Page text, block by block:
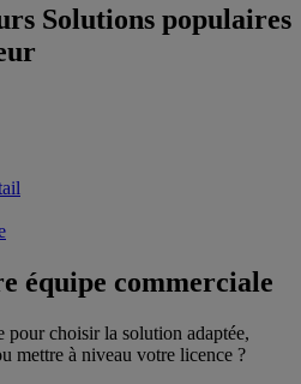
Solutions populaires
équipe commerciale
pour choisir la solution adaptée,
mettre à niveau votre licence ?